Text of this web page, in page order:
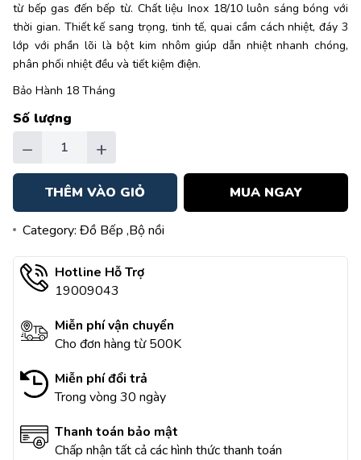
từ bếp gas đến bếp từ. Chất liệu Inox 18/10 luôn sáng bóng với
thời gian. Thiết kế sang trọng, tinh tế, quai cầm cách nhiệt, đáy 3
lớp với phần lõi là bột kim nhôm giúp dẫn nhiệt nhanh chóng,
phân phối nhiệt đều và tiết kiệm điện.
Bảo Hành 18 Tháng
Số lượng
− +
THÊM VÀO GIỎ MUA NGAY
Category: Đồ Bếp ,Bộ nồi
Hotline Hỗ Trợ
19009043
Miễn phí vận chuyển
Cho đơn hàng từ 500K
Miễn phí đổi trả
Trong vòng 30 ngày
Thanh toán bảo mật
Chấp nhận tất cả các hình thức thanh toán